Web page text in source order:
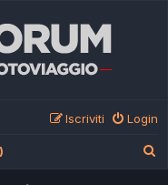
Login
Iscriviti